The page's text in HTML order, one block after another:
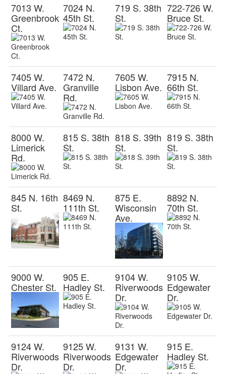
7013 W.
Greenbrook
Ct.
7024 N.
45th St.
719 S. 38th
St.
722-726 W.
Bruce St.
7405 W.
Villard Ave.
7472 N.
Granville
Rd.
7605 W.
Lisbon Ave.
7915 N.
66th St.
8000 W.
Limerick
Rd.
815 S. 38th
St.
818 S. 39th
St.
819 S. 38th
St.
845 N. 16th
St.
8469 N.
111th St.
875 E.
Wisconsin
Ave.
8892 N.
70th St.
9000 W.
Chester St.
905 E.
Hadley St.
9104 W.
Riverwoods
Dr.
9105 W.
Edgewater
Dr.
9124 W.
Riverwoods
Dr.
9125 W.
Riverwoods
Dr.
9131 W.
Edgewater
Dr.
915 E.
Hadley St.